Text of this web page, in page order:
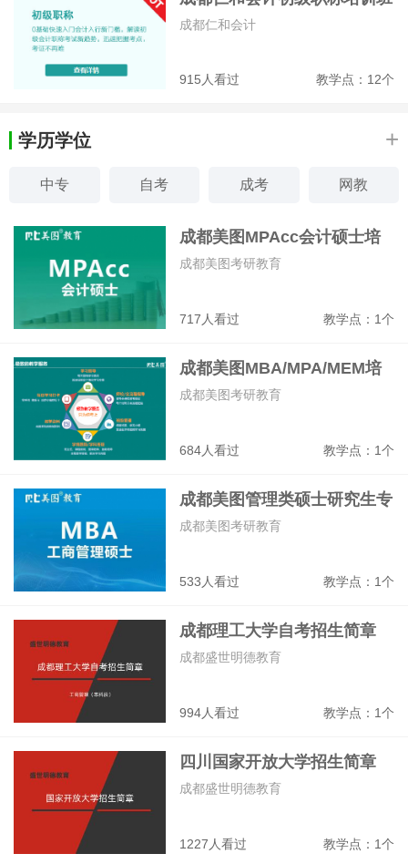
915人看过 教学点：12个
成都仁和会计
学历学位 +
中专 自考 成考 网教
电大 在职研 研修班 MBA
成都美图MPAcc会计硕士培
训班
717人看过 教学点：1个
成都美图考研教育
成都美图MBA/MPA/MEM培
训班
684人看过 教学点：1个
成都美图考研教育
成都美图管理类硕士研究生专
业班
533人看过 教学点：1个
成都美图考研教育
成都理工大学自考招生简章
994人看过 教学点：1个
成都盛世明德教育
四川国家开放大学招生简章
1227人看过 教学点：1个
成都盛世明德教育